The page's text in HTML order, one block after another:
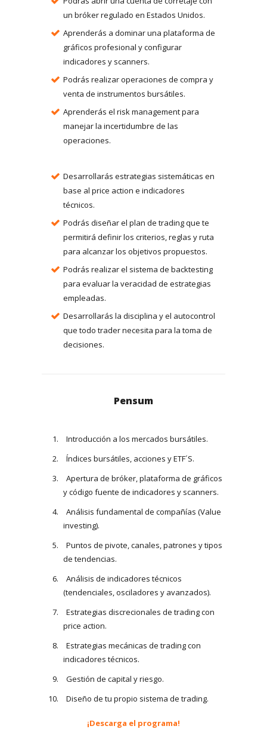
un bróker regulado en Estados Unidos.
Aprenderás a dominar una plataforma de
gráficos profesional y configurar
indicadores y scanners.
Podrás realizar operaciones de compra y
venta de instrumentos bursátiles.
Aprenderás el risk management para
manejar la incertidumbre de las
operaciones.
Desarrollarás estrategias sistemáticas en
base al price action e indicadores
técnicos.
Podrás diseñar el plan de trading que te
permitirá definir los criterios, reglas y ruta
para alcanzar los objetivos propuestos.
Podrás realizar el sistema de backtesting
para evaluar la veracidad de estrategias
empleadas.
Desarrollarás la disciplina y el autocontrol
que todo trader necesita para la toma de
decisiones.
Pensum
Introducción a los mercados bursátiles.
Índices bursátiles, acciones y ETF´S.
Apertura de bróker, plataforma de gráficos
y código fuente de indicadores y scanners.
Análisis fundamental de compañías (Value
investing).
Puntos de pivote, canales, patrones y tipos
de tendencias.
Análisis de indicadores técnicos
(tendenciales, osciladores y avanzados).
Estrategias discrecionales de trading con
price action.
Estrategias mecánicas de trading con
indicadores técnicos.
Gestión de capital y riesgo.
Diseño de tu propio sistema de trading.
¡Descarga el programa!